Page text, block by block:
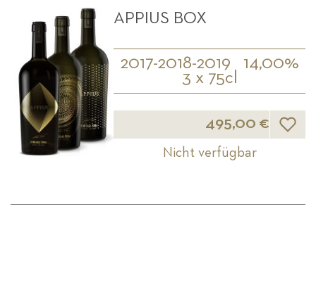
APPIUS BOX
2017-2018-2019
14,00%
3 x 75cl
495,00 €
Nicht verfügbar